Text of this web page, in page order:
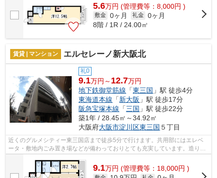
5.6万円 (管理費等：8,000円 )
敷金 0ヶ月 礼金 0ヶ月
8階 / 1R / 24.00㎡
賃貸 | マンション エルセレーノ新大阪北
礼0
9.1万円～ 12.7万円
地下鉄御堂筋線 「東三国 」駅 徒歩4分
東海道本線 「新大阪 」駅 徒歩17分
阪急宝塚本線 「三国 」駅 徒歩22分
築1年 / 28.45㎡～34.92㎡
大阪府大阪市淀川区東三国 ５丁目
近くのグルメシティー東三国店まで徒歩5分で行けます。共用部にはエレベ
ータ・敷地内ごみ置き場などが備わっておりとても充実しています。造りと
デザインに関して、自信をもって情報を...
9.1万円 (管理費等：18,000円 )